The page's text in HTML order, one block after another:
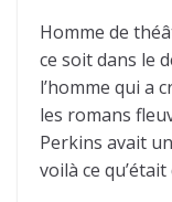
Homme de
ce soit dans le
l’homme qui a
les romans
Perkins avait
voilà ce